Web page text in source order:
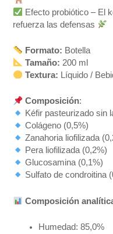
Efecto probiótico – El
refuerza las defensas
Formato: Botella
Tamaño: 200 ml
Textura: Líquido /
Composición:
Kéfir pasteurizado sin
Colágeno (0,5%)
Zanahoria liofilizada
Pera liofilizada (0,2%)
Glucosamina (0,1%)
Sulfato de condroitina
Composición
Humedad: 85,0%